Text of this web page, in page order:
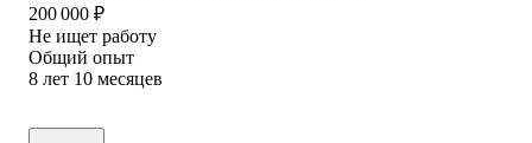
200 000 ₽
Не ищет работу
Общий опыт
8 лет 10 месяцев